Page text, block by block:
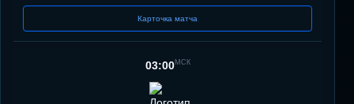
Карточка матча
03:00МСК